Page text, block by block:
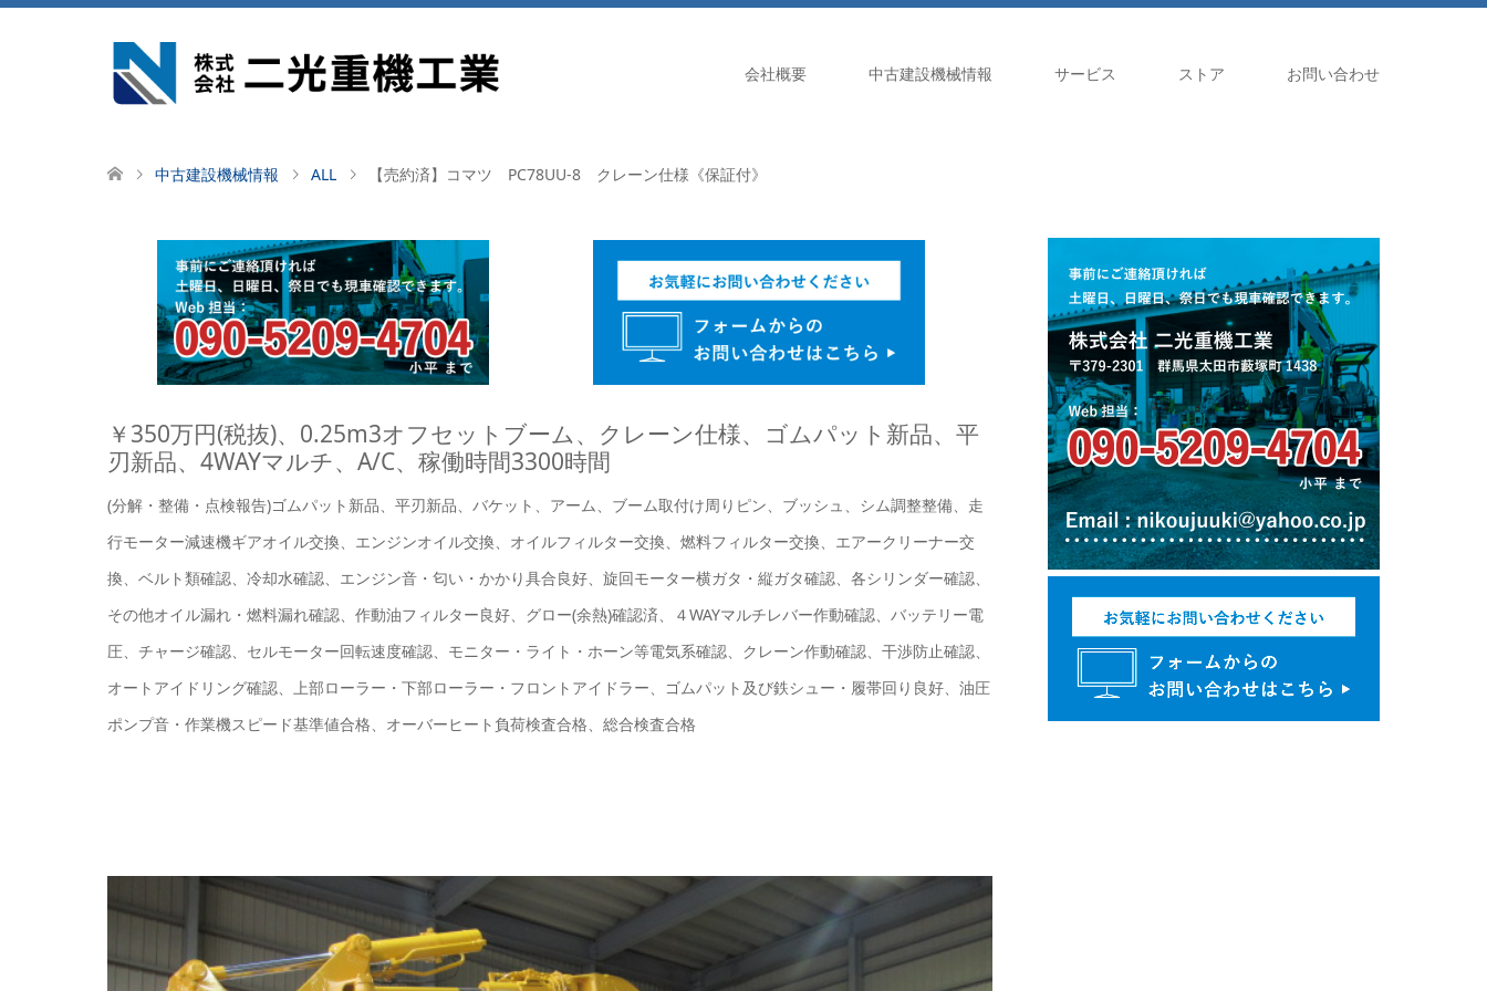
会社概要 中古建設機械情報 サービス ストア お問い合わせ
中古建設機械情報 ALL 【売約済】コマツ PC78UU-8 クレーン仕様《保証付》
￥350万円(税抜)、0.25m3オフセットブーム、クレーン仕様、ゴムパット新品、平
刃新品、4WAYマルチ、A/C、稼働時間3300時間
(分解・整備・点検報告)ゴムパット新品、平刃新品、バケット、アーム、ブーム取付け周りピン、ブッシュ、シム調整整備、走
行モーター減速機ギアオイル交換、エンジンオイル交換、オイルフィルター交換、燃料フィルター交換、エアークリーナー交
換、ベルト類確認、冷却水確認、エンジン音・匂い・かかり具合良好、旋回モーター横ガタ・縦ガタ確認、各シリンダー確認、
その他オイル漏れ・燃料漏れ確認、作動油フィルター良好、グロー(余熱)確認済、４WAYマルチレバー作動確認、バッテリー電
圧、チャージ確認、セルモーター回転速度確認、モニター・ライト・ホーン等電気系確認、クレーン作動確認、干渉防止確認、
オートアイドリング確認、上部ローラー・下部ローラー・フロントアイドラー、ゴムパット及び鉄シュー・履帯回り良好、油圧
ポンプ音・作業機スピード基準値合格、オーバーヒート負荷検査合格、総合検査合格